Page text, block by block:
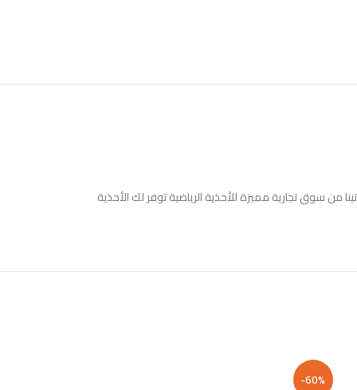
من سوق تجارية مميزة للأحذية الرياضية توفر لك الأحذية
-60%